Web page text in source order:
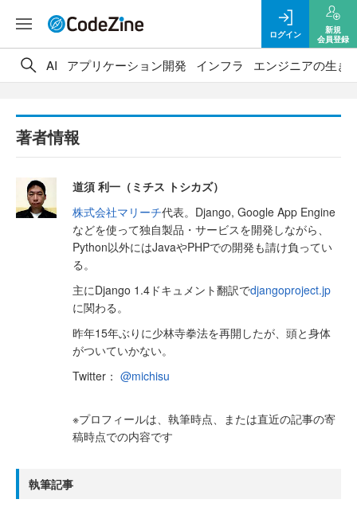
ログイン
新規
会員登録
AI アプリケーション開発 インフラ エンジニアの生き
著者情報
道須 利一（ミチス トシカズ）
株式会社マリーチ代表。Django, Google App Engine
などを使って独自製品・サービスを開発しながら、
Python以外にはJavaやPHPでの開発も請け負ってい
る。
主にDjango 1.4ドキュメント翻訳でdjangoproject.jp
に関わる。
昨年15年ぶりに少林寺拳法を再開したが、頭と身体
がついていかない。
Twitter：@michisu
※プロフィールは、執筆時点、または直近の記事の寄
稿時点での内容です
執筆記事